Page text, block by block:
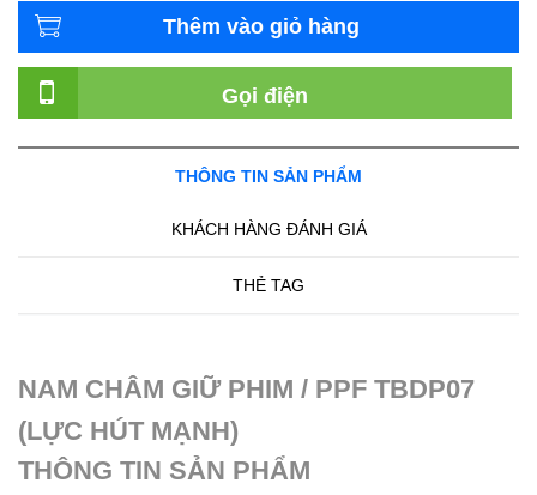
Thêm vào giỏ hàng
Gọi điện
THÔNG TIN SẢN PHẨM
KHÁCH HÀNG ĐÁNH GIÁ
THẺ TAG
NAM CHÂM GIỮ PHIM / PPF TBDP07
(LỰC HÚT MẠNH)
THÔNG TIN SẢN PHẨM